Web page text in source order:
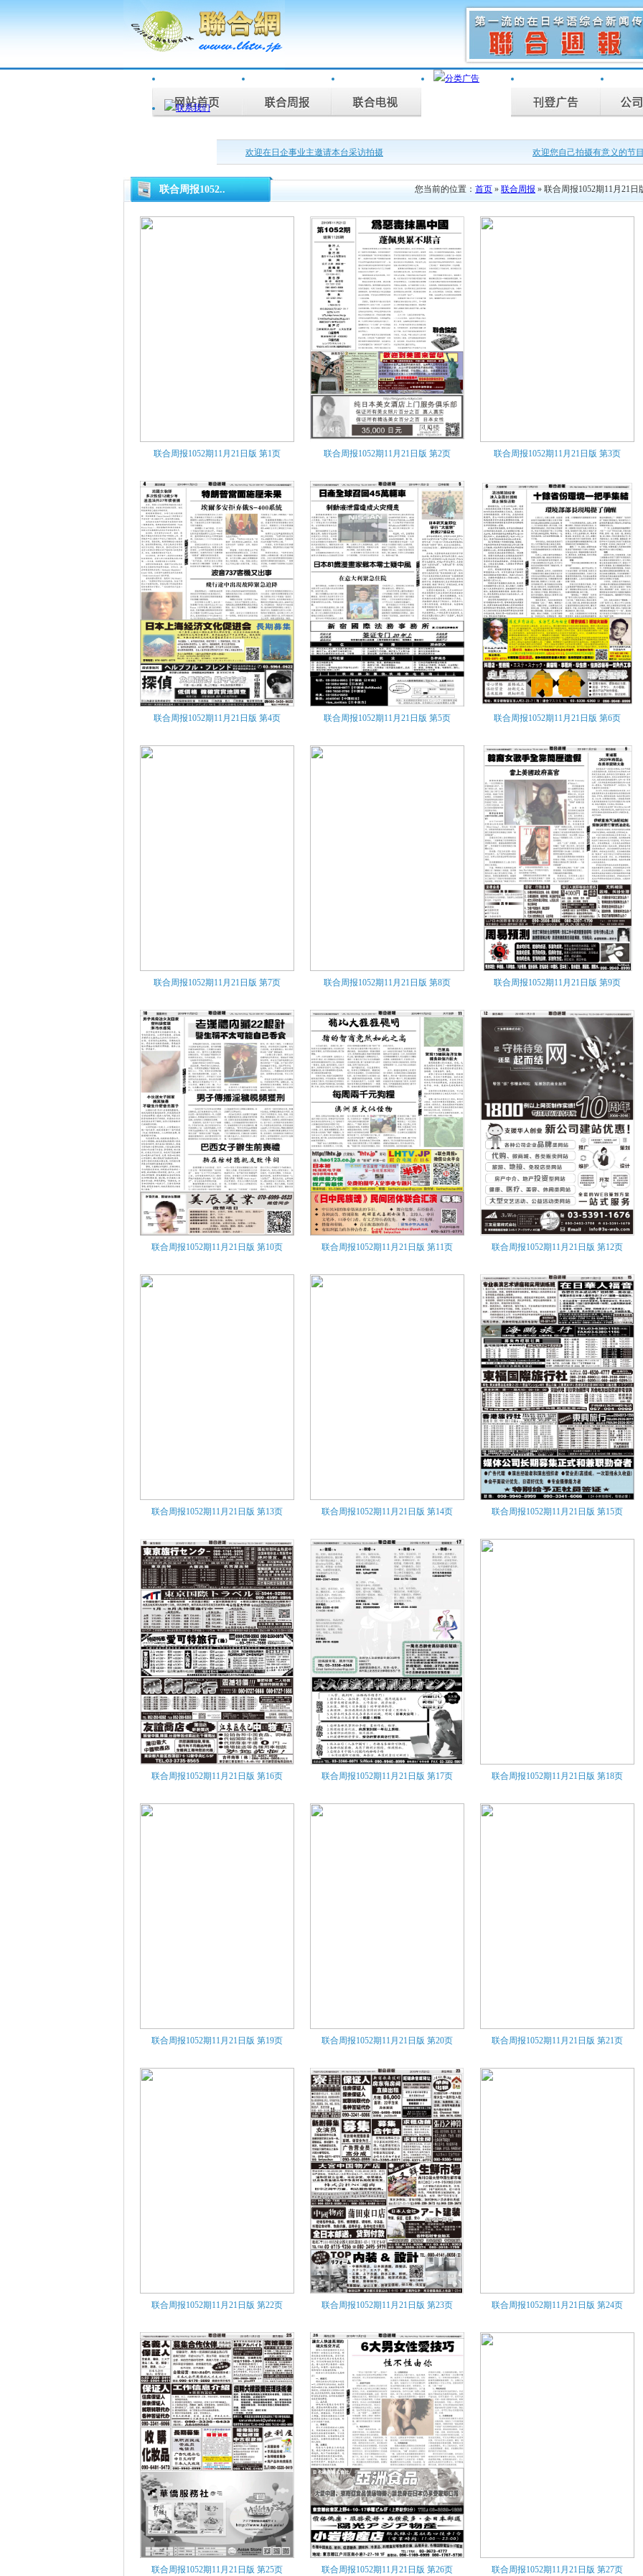
欢迎在日企事业主邀请本台采访拍摄 欢迎您自己拍摄有意义的节
联合周报为您说话，联合电视为您记录。
联合周报1052.. 您当前的位置： 首页 » 联合周报 » 联合周报1052期11月21日
联合周报1052期11月21日版 第1页 联合周报1052期11月21日版 第2页 联合周报1052期11月21日版 第3页
联合周报1052期11月21日版 第4页 联合周报1052期11月21日版 第5页 联合周报1052期11月21日版 第6页
联合周报1052期11月21日版 第7页 联合周报1052期11月21日版 第8页 联合周报1052期11月21日版 第9页
联合周报1052期11月21日版 第10页 联合周报1052期11月21日版 第11页 联合周报1052期11月21日版 第12页
联合周报1052期11月21日版 第13页 联合周报1052期11月21日版 第14页 联合周报1052期11月21日版 第15页
联合周报1052期11月21日版 第16页 联合周报1052期11月21日版 第17页 联合周报1052期11月21日版 第18页
联合周报1052期11月21日版 第19页 联合周报1052期11月21日版 第20页 联合周报1052期11月21日版 第21页
联合周报1052期11月21日版 第22页 联合周报1052期11月21日版 第23页 联合周报1052期11月21日版 第24页
联合周报1052期11月21日版 第25页 联合周报1052期11月21日版 第26页 联合周报1052期11月21日版 第27页